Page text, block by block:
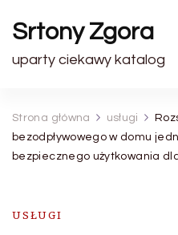
Srtony Zgora
uparty ciekawy katalog
Strona główna usługi
bezodpływowego w domu
bezpiecznego użytkowania
USŁUGI